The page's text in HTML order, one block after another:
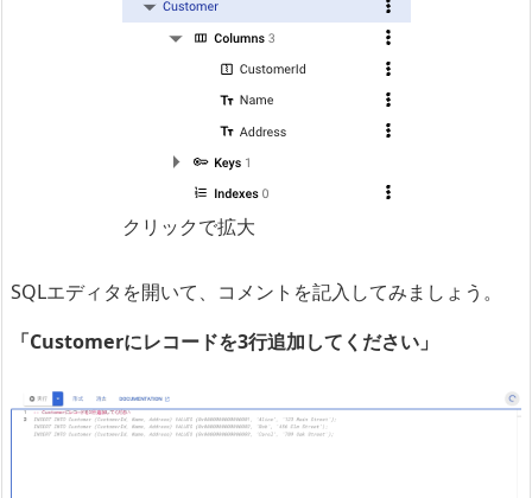
クリックで拡大
SQLエディタを開いて、コメントを記入してみましょう。
「Customerにレコードを3行追加してください」